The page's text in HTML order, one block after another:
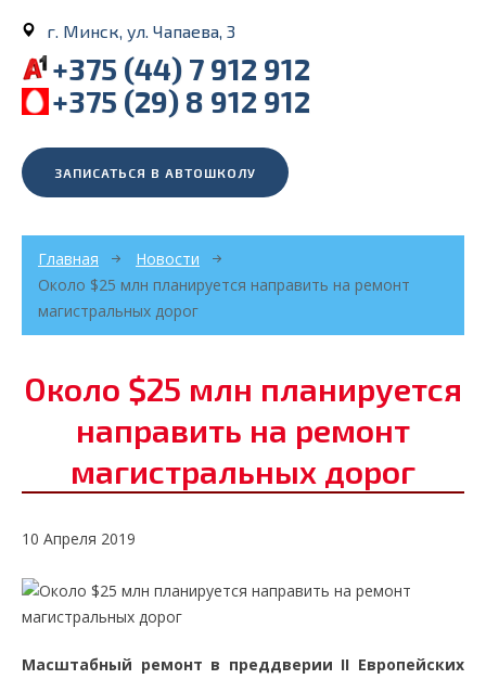
г. Минск, ул. Чапаева, 3
+375 (44) 7 912 912
+375 (29) 8 912 912
ЗАПИСАТЬСЯ В АВТОШКОЛУ
Главная
Новости
Около $25 млн планируется направить на ремонт
магистральных дорог
Около $25 млн планируется
направить на ремонт
магистральных дорог
10 Апреля 2019
Масштабный ремонт в преддверии II Европейских